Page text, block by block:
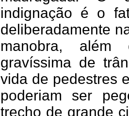
indignação é o
deliberadamente
manobra,
gravíssima de
vida de pedestres
poderiam ser
trecho de grande